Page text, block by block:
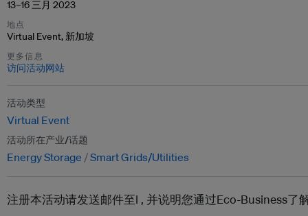
13–16 三月 2023
地点
Virtual Event, 新加坡
更多信息
访问活动网站
活动类型
Virtual Event
活动所在产业/话题
Energy Storage Smart Grids/Utilities
注册本活动请发送邮件至l , 并说明您通过Eco-Business了